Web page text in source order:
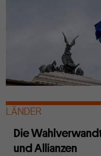
LÄNDER
Die
und Allianzen